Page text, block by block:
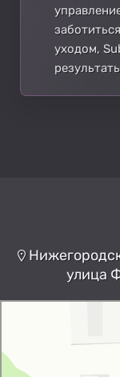
уходом,
улица